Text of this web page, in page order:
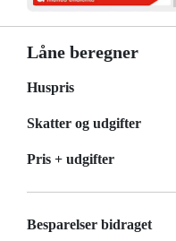
Låne beregner
Huspris
Skatter og udgifter
Pris + udgifter
Besparelser bidraget